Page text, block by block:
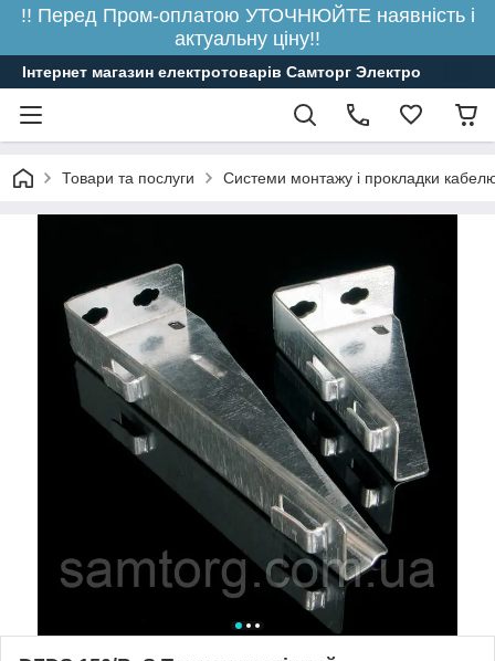
!! Перед Пром-оплатою УТОЧНЮЙТЕ наявність і
актуальну ціну!!
Інтернет магазин електротоварів Самторг Электро
Товари та послуги Системи монтажу і прокладки